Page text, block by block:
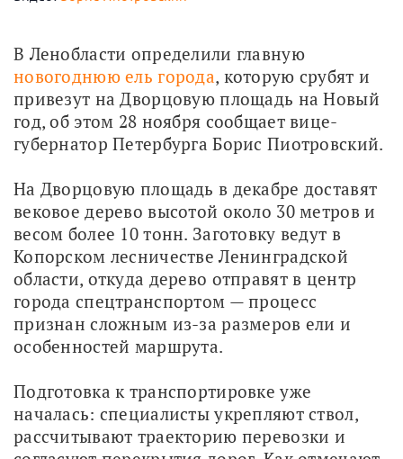
В Ленобласти определили главную
новогоднюю ель города, которую срубят и
привезут на Дворцовую площадь на Новый
год, об этом 28 ноября сообщает вице-
губернатор Петербурга Борис Пиотровский.
На Дворцовую площадь в декабре доставят
вековое дерево высотой около 30 метров и
весом более 10 тонн. Заготовку ведут в
Копорском лесничестве Ленинградской
области, откуда дерево отправят в центр
города спецтранспортом — процесс
признан сложным из-за размеров ели и
особенностей маршрута.
Подготовка к транспортировке уже
началась: специалисты укрепляют ствол,
рассчитывают траекторию перевозки и